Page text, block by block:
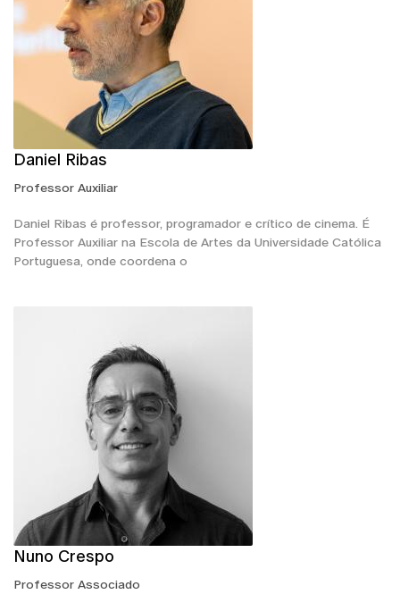
Daniel Ribas
Professor Auxiliar
Daniel Ribas é professor, programador e crítico de cinema. É
Professor Auxiliar na Escola de Artes da Universidade Católica
Portuguesa, onde coordena o
Nuno Crespo
Professor Associado